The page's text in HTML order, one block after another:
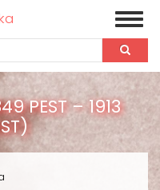
PEST – 1913